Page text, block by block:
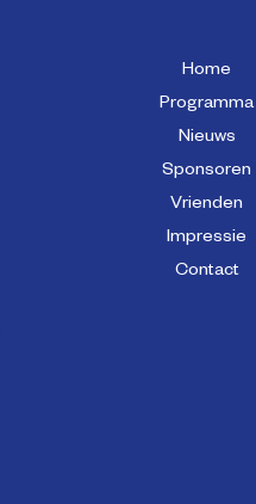
Home
Programma
Nieuws
Sponsoren
Vrienden
Impressie
Contact